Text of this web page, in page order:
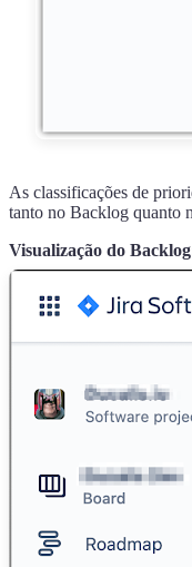
As classificações de
tanto no Backlog quanto
Visualização do